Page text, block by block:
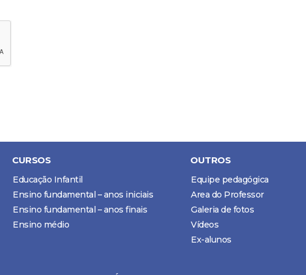
CURSOS
Educação Infantil
Ensino fundamental – anos iniciais
Ensino fundamental – anos finais
Ensino médio
OUTROS
Equipe pedagógica
Area do Professor
Galeria de fotos
Vídeos
Ex-alunos